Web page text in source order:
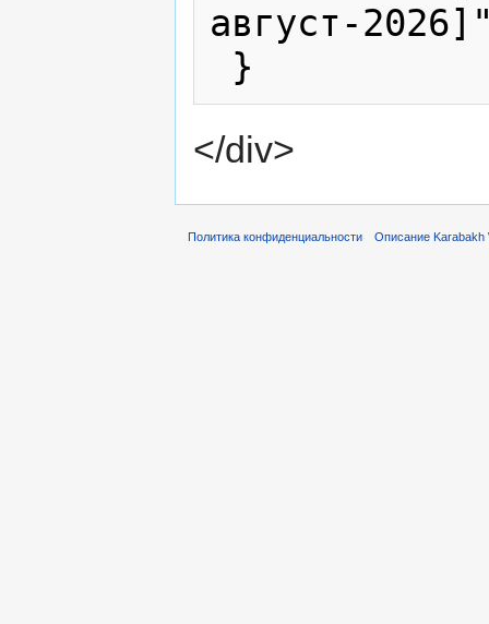
август-
</div>
Политика конфиденциальности Описание Karabakh